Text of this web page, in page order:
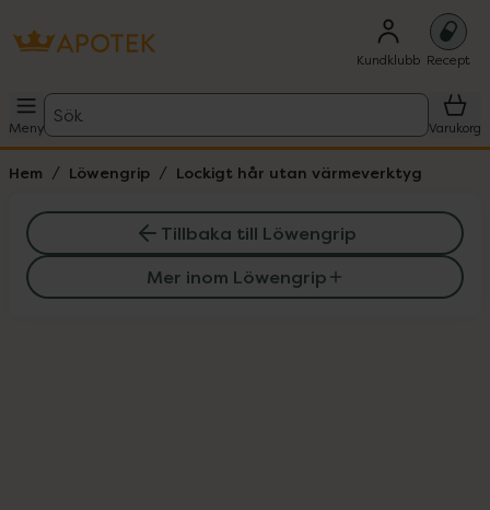
Kundklubb Recept
Meny
Sök
Varukorg
Hem Löwengrip Lockigt hår utan värmeverktyg
Tillbaka till Löwengrip
Mer inom Löwengrip